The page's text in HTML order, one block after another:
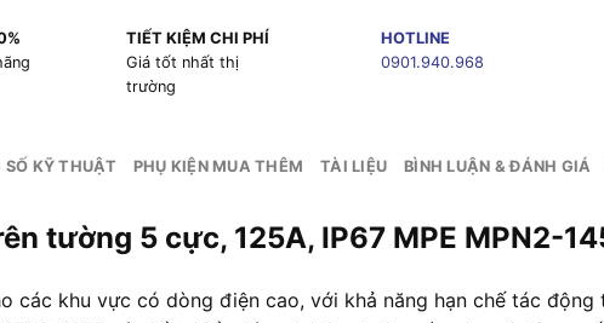
TIẾT KIỆM CHI PHÍ
Giá tốt nhất thị
trường
HOTLINE
0901.940.968
SỐ KỸ THUẬT PHỤ KIỆN MUA THÊM TÀI LIỆU BÌNH LUẬN & ĐÁNH GIÁ
tường 5 cực, 125A, IP67 MPE MPN2-
các khu vực có dòng điện cao, với khả năng hạn chế tác